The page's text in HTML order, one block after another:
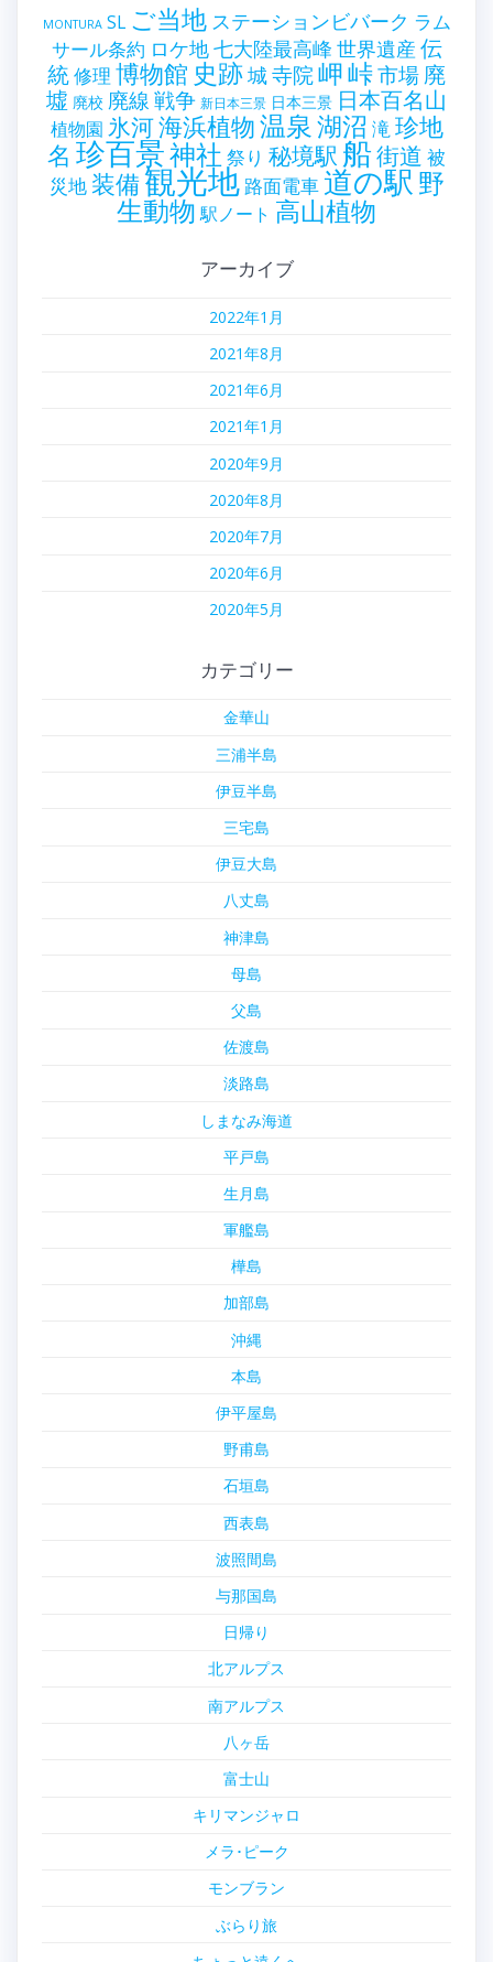
MONTURA SL ご当地 ステーションビバーク ラム
サール条約 ロケ地七大陸最高峰 世界遺産 伝
統修理 博物館 史跡城寺院岬峠市場 廃
墟 廃校 廃線戦争 新日本三景 日本三景 日本百名山
植物園 氷河海浜植物温泉湖沼 滝珍地
名 珍百景神社 祭り 秘境駅 船街道 被
災地装備観光地 路面電車道の駅 野
生動物 駅ノート 高山植物
アーカイブ
2022年1月
2021年8月
2021年6月
2021年1月
2020年9月
2020年8月
2020年7月
2020年6月
2020年5月
カテゴリー
金華山
三浦半島
伊豆半島
三宅島
伊豆大島
八丈島
神津島
母島
父島
佐渡島
淡路島
しまなみ海道
平戸島
生月島
軍艦島
樺島
加部島
沖縄
本島
伊平屋島
野甫島
石垣島
西表島
波照間島
与那国島
日帰り
北アルプス
南アルプス
八ヶ岳
富士山
キリマンジャロ
メラ･ピーク
モンブラン
ぶらり旅